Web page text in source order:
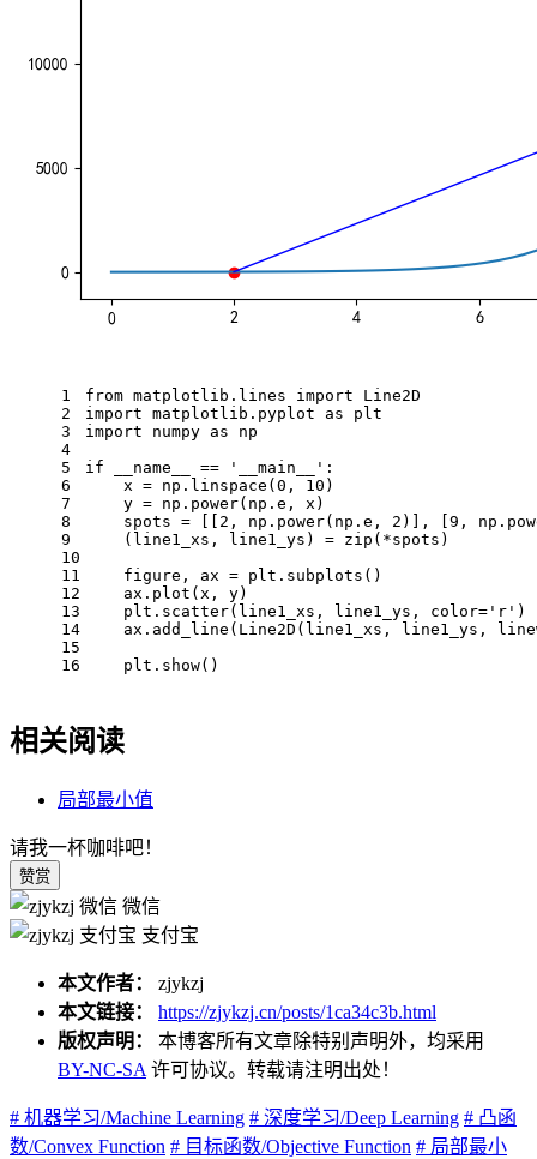
1
2
3
4
5
6
7
8
9
10
11
12
13
14
15
16
from matplotlib.lines import Line2D
import matplotlib.pyplot as plt
import numpy as np
if __name__ == '__main__':
    x = np.linspace(0, 10)
    y = np.power(np.e, x)
spots = [[2, np.power(np.e, 2)], [9,
    (line1_xs, line1_ys) = zip(*spots)
    figure, ax = plt.subplots()
    ax.plot(x, y)
    plt.scatter(line1_xs, line1_ys, color='r')
ax.add_line(Line2D(line1_xs, line1_ys,
    plt.show()
相关阅读
局部最小值
请我一杯咖啡吧！
赞赏
微信
支付宝
本文作者： zjykzj
本文链接：
https://zjykzj.cn/posts/1ca34c3b.html
版权声明： 本博客所有文章除特别声明外，均采用
BY-NC-SA 许可协议。转载请注明出处！
# 机器学习/Machine Learning # 深度学习/Deep Learning # 凸函
数/Convex Function # 目标函数/Objective Function # 局部最小